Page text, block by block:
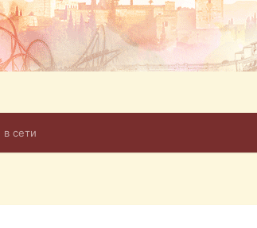
в сети
то мы поможем Вам! Паспорт
инн, гражданство Украины, вид на